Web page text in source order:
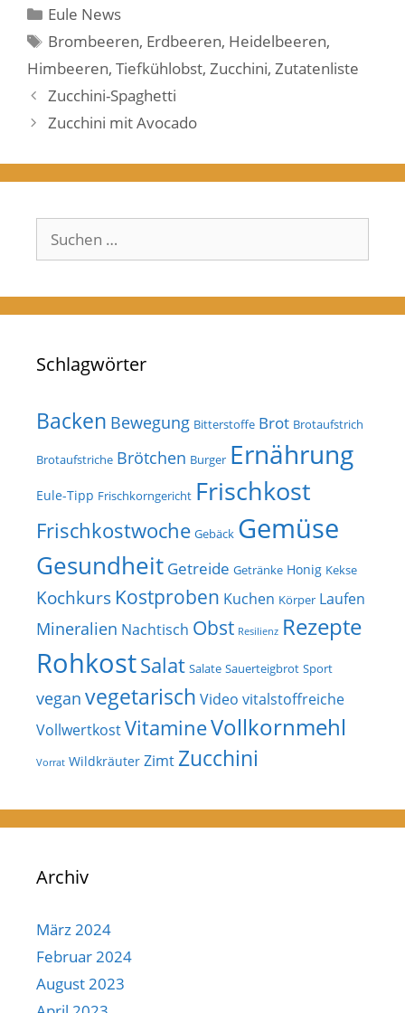
Kategorien
Eule News
Schlagwörter
Brombeeren, Erdbeeren, Heidelbeeren,
Himbeeren, Tiefkühlobst, Zucchini, Zutatenliste
Zucchini-Spaghetti
Zucchini mit Avocado
Suchen
nach:
Schlagwörter
Backen Bewegung Bitterstoffe Brot Brotaufstrich
Brotaufstriche Brötchen Burger Ernährung
Eule-Tipp Frischkorngericht Frischkost
Frischkostwoche Gebäck Gemüse
Gesundheit Getreide Getränke Honig Kekse
Kochkurs Kostproben Kuchen Körper Laufen
Mineralien Nachtisch Obst Resilienz Rezepte
RohkostSalat Salate Sauerteigbrot Sport
vegan vegetarisch Video vitalstoffreiche
VollwertkostVitamineVollkornmehl
Vorrat Wildkräuter Zimt Zucchini
Archiv
März 2024
Februar 2024
August 2023